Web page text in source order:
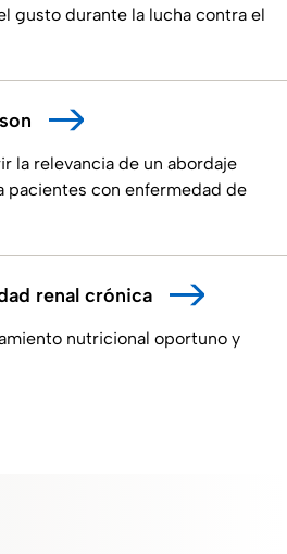
gusto durante la lucha contra el
la relevancia de un abordaje
pacientes con enfermedad de
nutricional oportuno y
renal crónica